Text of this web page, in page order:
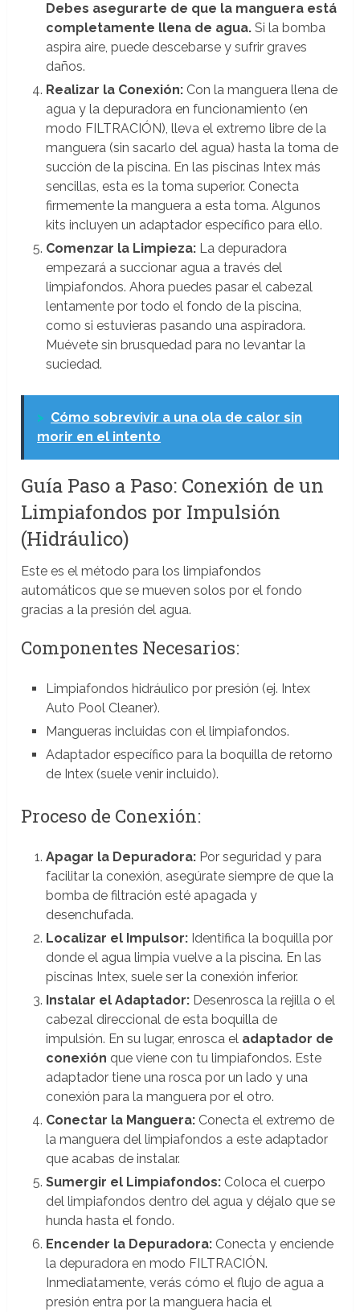
Debes asegurarte de que la manguera está
completamente llena de agua.Si la bomba
aspira aire, puede descebarse y sufrir graves
daños.
Realizar la Conexión:Con la manguera llena de
agua y la depuradora en funcionamiento (en
modo FILTRACIÓN), lleva el extremo libre de la
manguera (sin sacarlo del agua) hasta la toma de
succión de la piscina. En las piscinas Intex más
sencillas, esta es la toma superior. Conecta
firmemente la manguera a esta toma. Algunos
kits incluyen un adaptador específico para ello.
Comenzar la Limpieza:La depuradora
empezará a succionar agua a través del
limpiafondos. Ahora puedes pasar el cabezal
lentamente por todo el fondo de la piscina,
como si estuvieras pasando una aspiradora.
Muévete sin brusquedad para no levantar la
suciedad.
> Cómo sobrevivir a una ola de calor sin
morir en el intento
Guía Paso a Paso: Conexión de un
Limpiafondos por Impulsión
(Hidráulico)
Este es el método para los limpiafondos
automáticos que se mueven solos por el fondo
gracias a la presión del agua.
Componentes Necesarios:
Limpiafondos hidráulico por presión (ej. Intex
Auto Pool Cleaner).
Mangueras incluidas con el limpiafondos.
Adaptador específico para la boquilla de retorno
de Intex (suele venir incluido).
Proceso de Conexión:
Apagar la Depuradora:Por seguridad y para
facilitar la conexión, asegúrate siempre de que la
bomba de filtración esté apagada y
desenchufada.
Localizar el Impulsor:Identifica la boquilla por
donde el agua limpia vuelve a la piscina. En las
piscinas Intex, suele ser la conexión inferior.
Instalar el Adaptador:Desenrosca la rejilla o el
cabezal direccional de esta boquilla de
impulsión. En su lugar, enrosca el adaptador de
conexión que viene con tu limpiafondos. Este
adaptador tiene una rosca por un lado y una
conexión para la manguera por el otro.
Conectar la Manguera:Conecta el extremo de
la manguera del limpiafondos a este adaptador
que acabas de instalar.
Sumergir el Limpiafondos:Coloca el cuerpo
del limpiafondos dentro del agua y déjalo que se
hunda hasta el fondo.
Encender la Depuradora:Conecta y enciende
la depuradora en modo FILTRACIÓN.
Inmediatamente, verás cómo el flujo de agua a
presión entra por la manguera hacia el